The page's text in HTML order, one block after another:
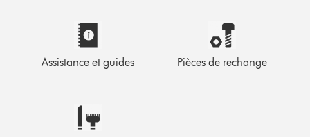
Assistance et guides Pièces de rechange